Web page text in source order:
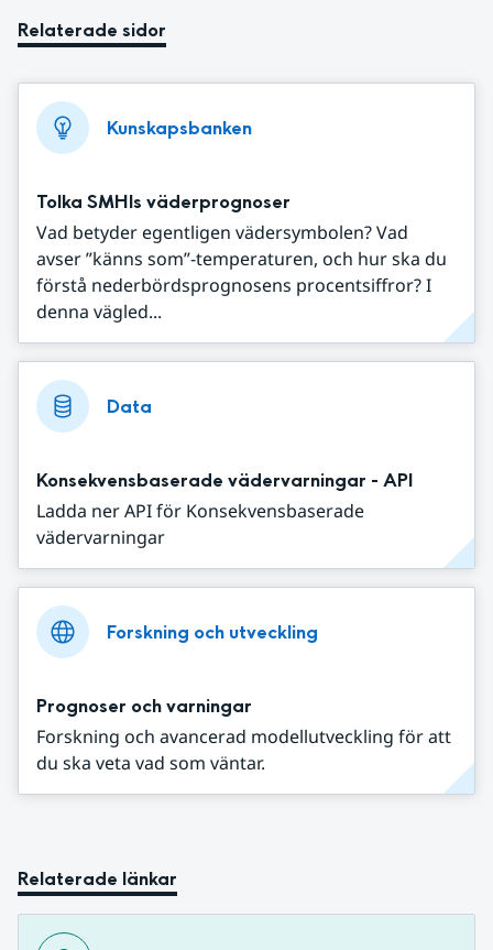
Relaterade sidor
Kunskapsbanken
Tolka SMHIs väderprognoser
Vad betyder egentligen vädersymbolen? Vad
avser ”känns som”-temperaturen, och hur ska du
förstå nederbördsprognosens procentsiffror? I
denna vägled...
Data
Konsekvensbaserade vädervarningar - API
Ladda ner API för Konsekvensbaserade
vädervarningar
Forskning och utveckling
Prognoser och varningar
Forskning och avancerad modellutveckling för att
du ska veta vad som väntar.
Relaterade länkar